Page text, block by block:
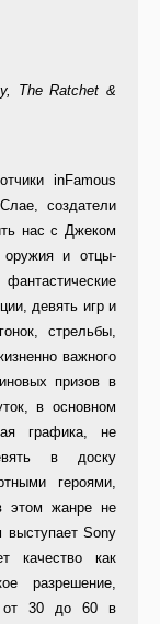
The Ratchet &
inFamous
создатели
нас с Джеком
оружия и отцы-
девять игр и
стрельбы,
важного
призов в
в основном
графика, не
в доску
героями,
этом жанре не
выступает Sony
качество как
разрешение,
от 30 до 60 в